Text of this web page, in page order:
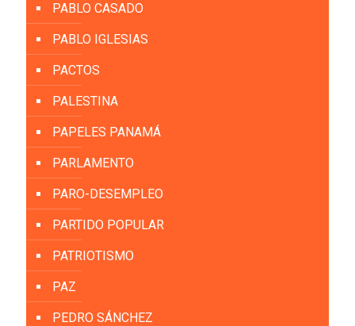
PABLO CASADO
PABLO IGLESIAS
PACTOS
PALESTINA
PAPELES PANAMÁ
PARLAMENTO
PARO-DESEMPLEO
PARTIDO POPULAR
PATRIOTISMO
PAZ
PEDRO SÁNCHEZ